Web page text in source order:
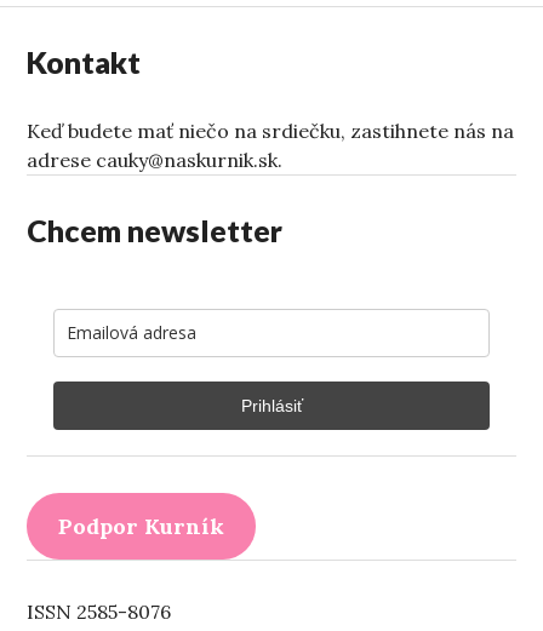
Kontakt
Keď budete mať niečo na srdiečku, zastihnete nás na
adrese cauky@naskurnik.sk.
Chcem newsletter
Prihlásiť
Podpor Kurník
ISSN 2585-8076